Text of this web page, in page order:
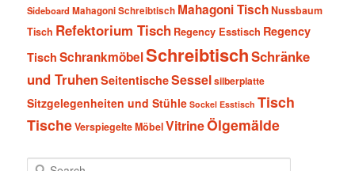
SideboardMahagoni Schreibtisch Mahagoni TischNussbaum
Tisch Refektorium Tisch Regency Esstisch Regency
Tisch SchrankmöbelSchreibtischSchränke
und TruhenSeitentischeSesselsilberplatte
Sitzgelegenheiten und Stühle Sockel Esstisch Tisch
TischeVerspiegelte MöbelVitrineÖlgemälde